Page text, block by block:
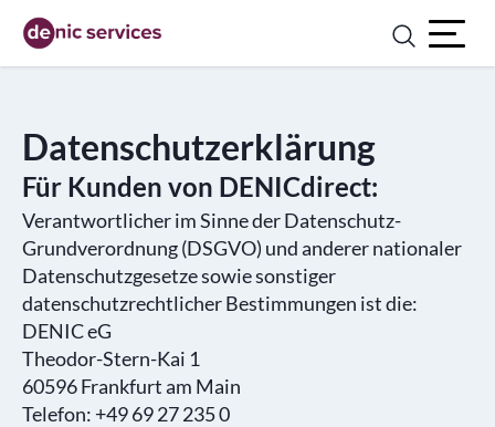
Open
Datenschutzerklärung
Für Kunden von DENICdirect:
Verantwortlicher im Sinne der Datenschutz-
Grundverordnung (DSGVO) und anderer nationaler
Datenschutzgesetze sowie sonstiger
datenschutzrechtlicher Bestimmungen ist die:
DENIC eG
Theodor-Stern-Kai 1
60596 Frankfurt am Main
Telefon: +49 69 27 235 0